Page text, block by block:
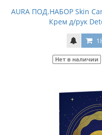
AURA ПОД.НАБОР Skin
Крем д/рук
Нет в наличии